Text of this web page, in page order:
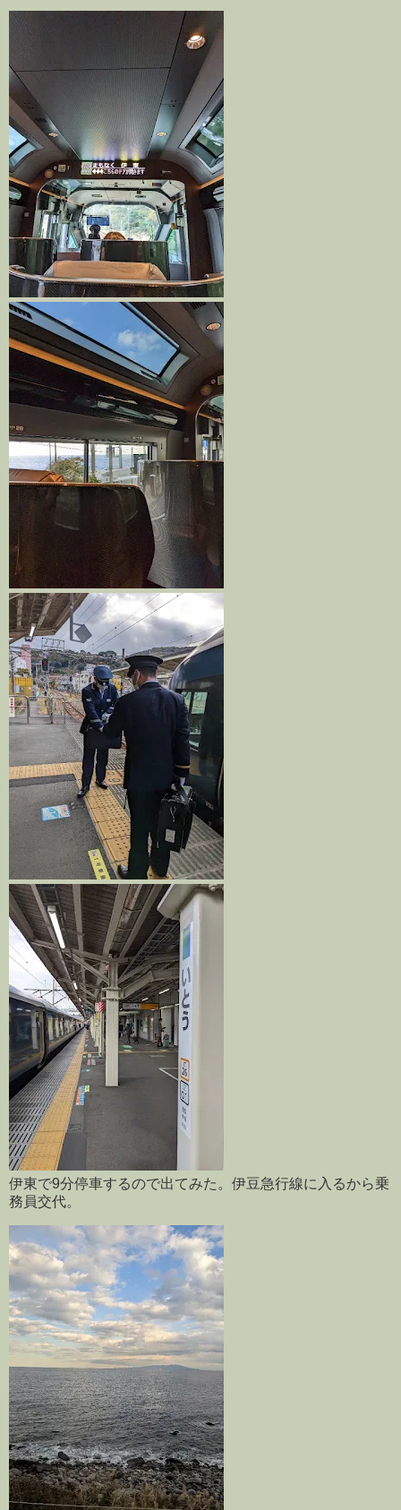
伊東で9分停車するので出てみた。伊豆急行線に入るから乗
務員交代。